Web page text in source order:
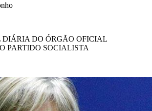
DO ÓRGÃO OFICIAL
PARTIDO SOCIALISTA